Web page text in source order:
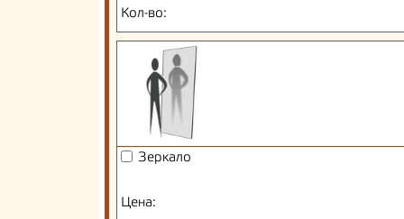
Кол-во:
Зеркало
Цена: